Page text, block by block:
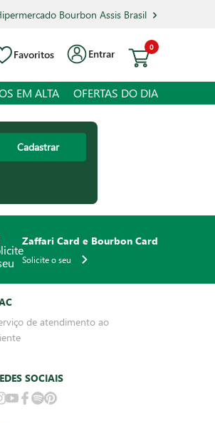
Bourbon Assis Brasil
Favoritos Entrar
0
EM ALTA OFERTAS DO DIA
Cadastrar
Zaffari Card e Bourbon Card
Solicite o seu
de atendimento ao
SOCIAIS